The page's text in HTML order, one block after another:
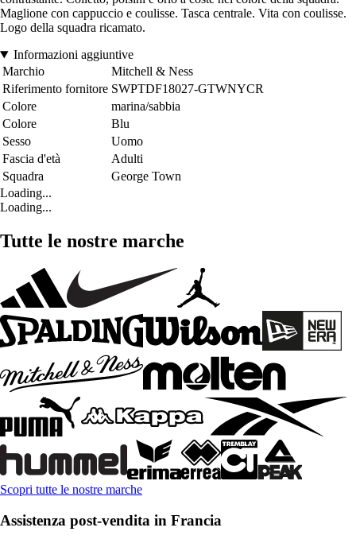
Maglione con cappuccio e coulisse. Tasca centrale. Vita con coulisse.
Logo della squadra ricamato.
Informazioni aggiuntive
Marchio
Mitchell & Ness
Riferimento fornitore SWPTDF18027-GTWNYCR
Colore
marina/sabbia
Colore
Blu
Sesso
Uomo
Fascia d'età
Adulti
Squadra
George Town
Loading...
Loading...
Tutte le nostre marche
Scopri tutte le nostre marche
Assistenza post-vendita in Francia